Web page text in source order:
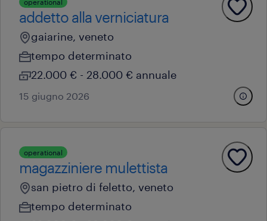
operational
addetto alla verniciatura
gaiarine, veneto
tempo determinato
22.000 € - 28.000 € annuale
15 giugno 2026
operational
magazziniere mulettista
san pietro di feletto, veneto
tempo determinato